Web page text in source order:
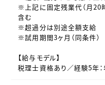
※上記に固定残業代（月20
含む
※超過分は別途全額支給
※試用期間3ヶ月（同条件）
【給与モデル】
税理士資格あり／経験5年